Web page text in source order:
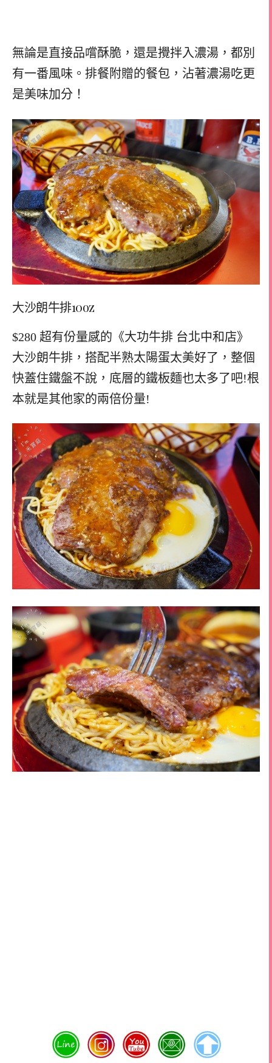
無論是直接品嚐酥脆，還是攪拌入濃湯，都別
有一番風味。排餐附贈的餐包，沾著濃湯吃更
是美味加分！
大沙朗牛排10oz
$280 超有份量感的《大功牛排 台北中和店》
大沙朗牛排，搭配半熟太陽蛋太美好了，整個
快蓋住鐵盤不說，底層的鐵板麵也太多了吧!根
本就是其他家的兩倍份量!